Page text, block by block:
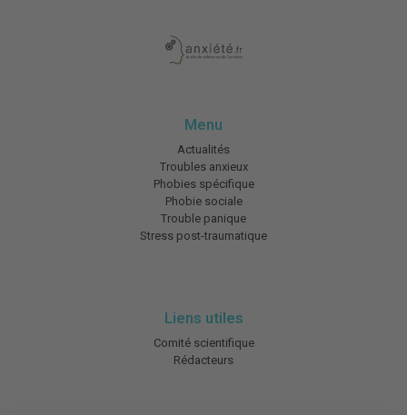
Menu
Actualités
Troubles anxieux
Phobies spécifique
Phobie sociale
Trouble panique
Stress post-traumatique
Liens utiles
Comité scientifique
Rédacteurs